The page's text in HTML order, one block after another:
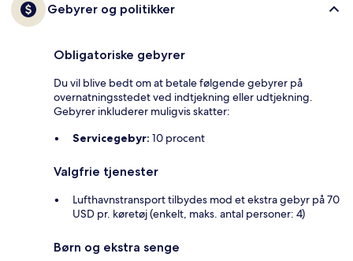
Gebyrer og politikker
Obligatoriske gebyrer
Du vil blive bedt om at betale følgende gebyrer på
overnatningsstedet ved indtjekning eller udtjekning.
Gebyrer inkluderer muligvis skatter:
Servicegebyr: 10 procent
Valgfrie tjenester
Lufthavnstransport tilbydes mod et ekstra gebyr på 70
USD pr. køretøj (enkelt, maks. antal personer: 4)
Børn og ekstra senge